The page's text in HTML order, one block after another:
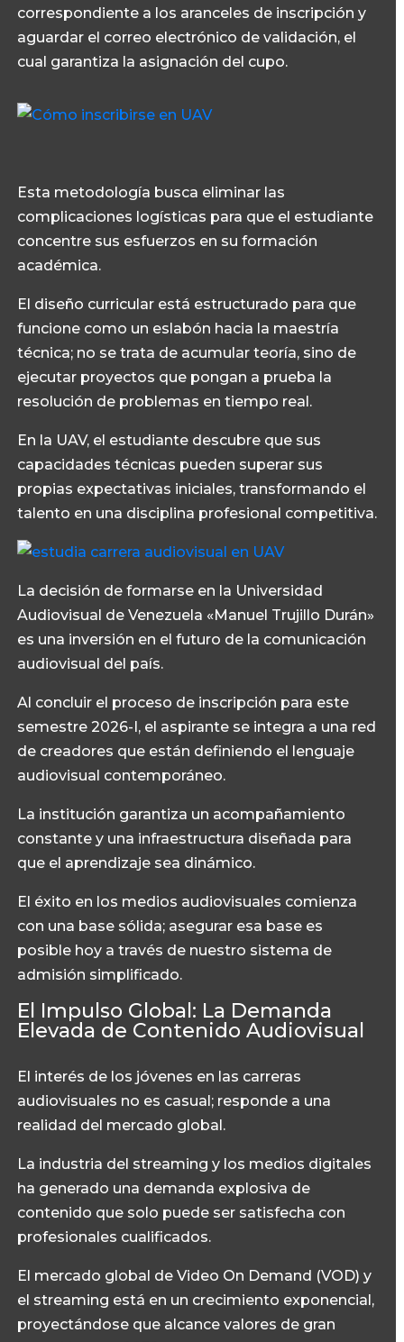
correspondiente a los aranceles de inscripción y
aguardar el correo electrónico de validación, el
cual garantiza la asignación del cupo.
Esta metodología busca eliminar las
complicaciones logísticas para que el estudiante
concentre sus esfuerzos en su formación
académica.
El diseño curricular está estructurado para que
funcione como un eslabón hacia la maestría
técnica; no se trata de acumular teoría, sino de
ejecutar proyectos que pongan a prueba la
resolución de problemas en tiempo real.
En la UAV, el estudiante descubre que sus
capacidades técnicas pueden superar sus
propias expectativas iniciales, transformando el
talento en una disciplina profesional competitiva.
La decisión de formarse en la Universidad
Audiovisual de Venezuela «Manuel Trujillo Durán»
es una inversión en el futuro de la comunicación
audiovisual del país.
Al concluir el proceso de inscripción para este
semestre 2026-I, el aspirante se integra a una red
de creadores que están definiendo el lenguaje
audiovisual contemporáneo.
La institución garantiza un acompañamiento
constante y una infraestructura diseñada para
que el aprendizaje sea dinámico.
El éxito en los medios audiovisuales comienza
con una base sólida; asegurar esa base es
posible hoy a través de nuestro sistema de
admisión simplificado.
El Impulso Global: La Demanda
Elevada de Contenido Audiovisual
El interés de los jóvenes en las carreras
audiovisuales no es casual; responde a una
realidad del mercado global.
La industria del streaming y los medios digitales
ha generado una demanda explosiva de
contenido que solo puede ser satisfecha con
profesionales cualificados.
El mercado global de Video On Demand (VOD) y
el streaming está en un crecimiento exponencial,
proyectándose que alcance valores de gran